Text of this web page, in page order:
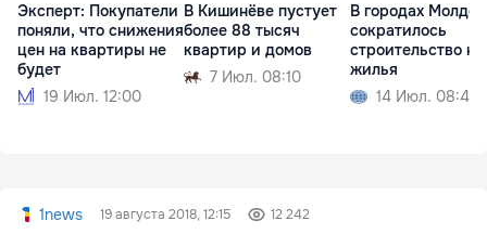
Эксперт: Покупатели
поняли, что снижения
цен на квартиры не
будет
19 Июл. 12:00
В Кишинёве пустует
более 88 тысяч
квартир и домов
7 Июл. 08:10
В городах
сократилось
строительство
жилья
14 Июл. 08:42
1news 19 августа 2018, 12:15 12 242